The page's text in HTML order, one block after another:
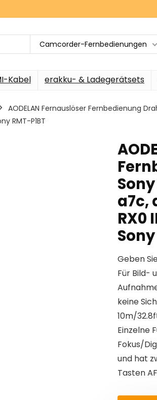
Camcorder-Fernbedienungen
Kabel erakku- & Ladegerätsets
AODELAN Fernauslöser Fernbedienung
RMT-P1BT
a7c,
RX0
Sony
Geben
Für Bild-
keine
10m/
Einzelne
Fokus/
und hat
Tasten